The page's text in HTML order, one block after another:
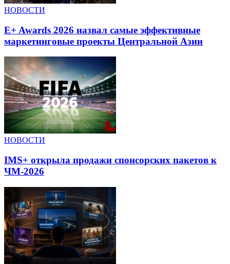
НОВОСТИ
E+ Awards 2026 назвал самые эффективные
маркетинговые проекты Центральной Азии
НОВОСТИ
IMS+ открыла продажи спонсорских пакетов к
ЧМ-2026